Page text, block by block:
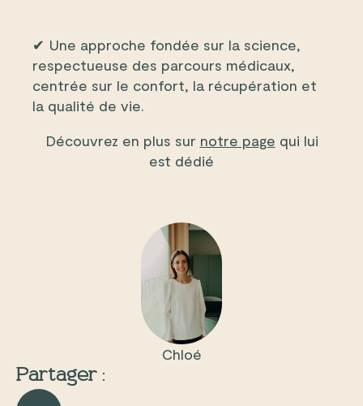
✔ Une approche fondée sur la science,
respectueuse des parcours médicaux,
centrée sur le confort, la récupération et
la qualité de vie.
Découvrez en plus sur notre page qui lui
est dédié
Chloé
Partager :